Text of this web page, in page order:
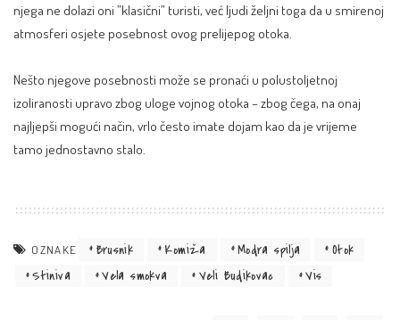
njega ne dolazi oni ”klasični” turisti, već ljudi željni toga da u smirenoj
atmosferi osjete posebnost ovog prelijepog otoka.
Nešto njegove posebnosti može se pronaći u polustoljetnoj
izoliranosti upravo zbog uloge vojnog otoka – zbog čega, na onaj
najljepši mogući način, vrlo često imate dojam kao da je vrijeme
tamo jednostavno stalo.
OZNAKE Brusnik Komiža Modra spilja
Otok
Stiniva
Vela smokva Veli Budikovac Vis